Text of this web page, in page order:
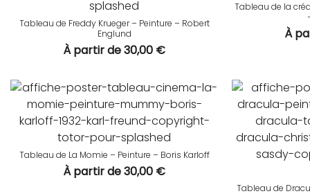
Tableau de Freddy Krueger – Peinture – Robert
Englund
À partir de30,00 €
Tableau de la
À
Tableau de La Momie – Peinture – Boris Karloff
À partir de30,00 €
Tableau de